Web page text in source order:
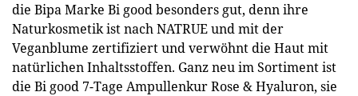
die Bipa Marke Bi good besonders gut, denn ihre
Naturkosmetik ist nach NATRUE und mit der
Veganblume zertifiziert und verwöhnt die Haut mit
natürlichen Inhaltsstoffen. Ganz neu im Sortiment ist
die Bi good 7-Tage Ampullenkur Rose & Hyaluron, sie